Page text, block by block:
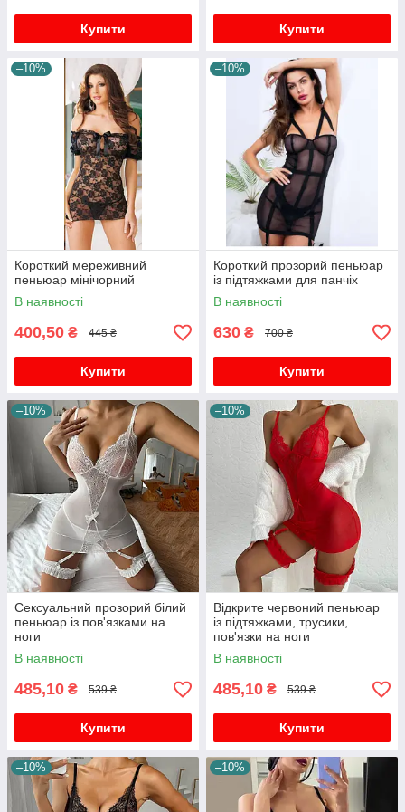
Купити Купити
–10%
Короткий мереживний
пеньюар мінічорний
В наявності
400,50 ₴ 445 ₴
Купити
–10%
Короткий прозорий пеньюар
із підтяжками для панчіх
В наявності
630 ₴ 700 ₴
Купити
–10%
Сексуальний прозорий білий
пеньюар із пов'язками на
ноги
В наявності
485,10 ₴ 539 ₴
Купити
–10%
Відкрите червоний пеньюар
із підтяжками, трусики,
пов'язки на ноги
В наявності
485,10 ₴ 539 ₴
Купити
–10% –10%